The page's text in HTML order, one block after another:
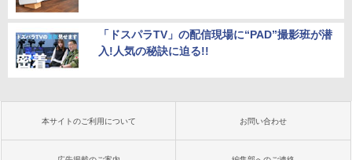
「ドスパラTV」の配信現場に“PAD”撮影班が潜
入!人気の秘訣に迫る!!
本サイトのご利用について お問い合わせ